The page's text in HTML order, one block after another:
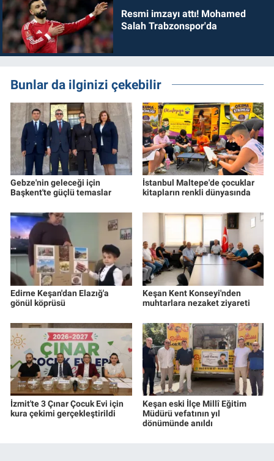
Resmi imzayı attı! Mohamed
Salah Trabzonspor'da
Bunlar da ilginizi çekebilir
Gebze'nin geleceği için
Başkent'te güçlü temaslar
İstanbul Maltepe'de çocuklar
kitapların renkli dünyasında
Edirne Keşan'dan Elazığ'a
gönül köprüsü
Keşan Kent Konseyi'nden
muhtarlara nezaket ziyareti
İzmit'te 3 Çınar Çocuk Evi için
kura çekimi gerçekleştirildi
Keşan eski İlçe Millî Eğitim
Müdürü vefatının yıl
dönümünde anıldı